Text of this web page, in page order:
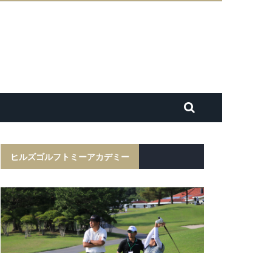
ヒルズゴルフトミーアカデミー